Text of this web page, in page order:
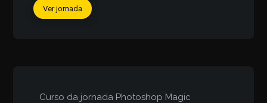
Ver jornada
Curso da jornada Photoshop Magic